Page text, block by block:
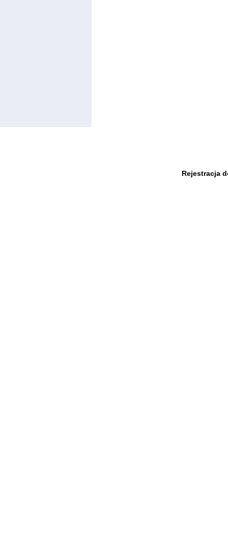
Rejestracja